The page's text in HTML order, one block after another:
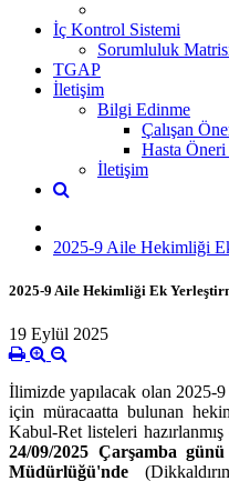
İç Kontrol Sistemi
Sorumluluk
TGAP
İletişim
Bilgi Edinme
Çalışan
Hasta
İletişim
2025-9 Aile Hekimliği
2025-9 Aile Hekimliği Ek
19 Eylül 2025
İlimizde yapılacak olan 2025-
için müracaatta bulunan
Kabul-Ret listeleri
24/09/2025 Çarşamba
Müdürlüğü'nde